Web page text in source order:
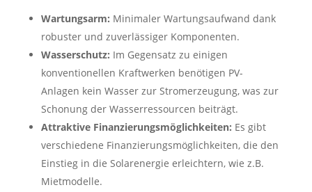
Wartungsarm: Minimaler Wartungsaufwand dank
robuster und zuverlässiger Komponenten.
Wasserschutz: Im Gegensatz zu einigen
konventionellen Kraftwerken benötigen PV-
Anlagen kein Wasser zur Stromerzeugung, was zur
Schonung der Wasserressourcen beiträgt.
Attraktive Finanzierungsmöglichkeiten: Es gibt
verschiedene Finanzierungsmöglichkeiten, die den
Einstieg in die Solarenergie erleichtern, wie z.B.
Mietmodelle.